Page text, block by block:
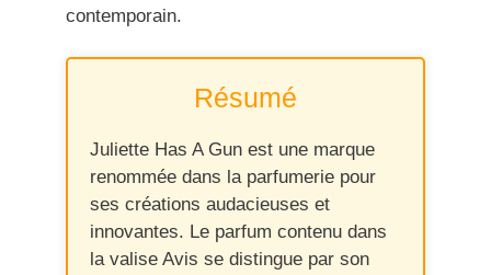
contemporain.
Résumé
Juliette Has A Gun est une marque
renommée dans la parfumerie pour
ses créations audacieuses et
innovantes. Le parfum contenu dans
la valise Avis se distingue par son